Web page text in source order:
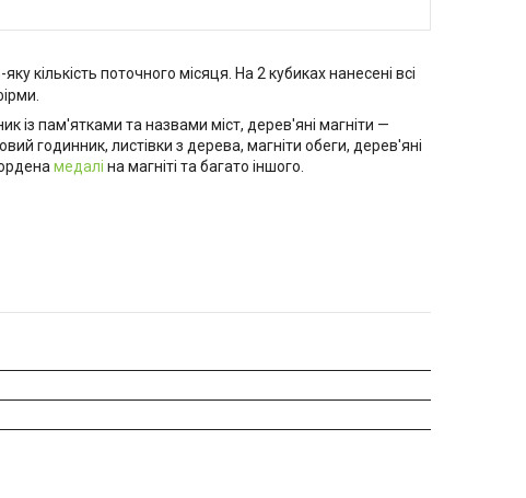
кількість поточного місяця. На 2 кубиках нанесені всі
із пам'ятками та назвами міст, дерев'яні магніти —
годинник, листівки з дерева, магніти обеги, дерев'яні
медалі на магніті та багато іншого.